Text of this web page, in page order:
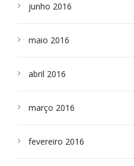
junho 2016
maio 2016
abril 2016
março 2016
fevereiro 2016